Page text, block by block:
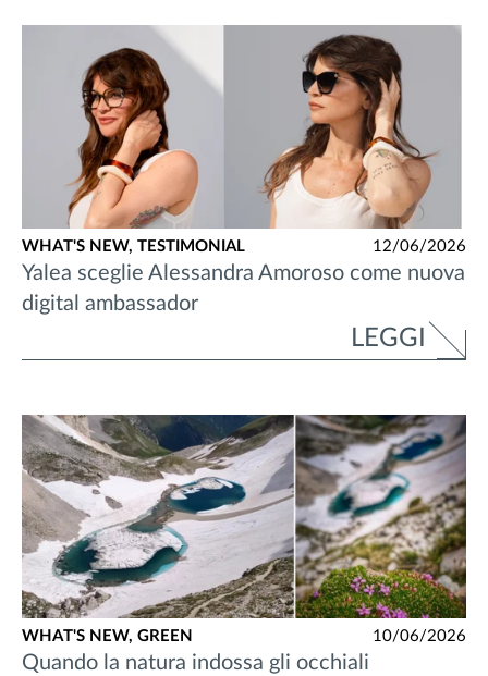
WHAT'S NEW, TESTIMONIAL 12/06/2026
Yalea sceglie Alessandra Amoroso come nuova
digital ambassador
LEGGI
WHAT'S NEW, GREEN 10/06/2026
Quando la natura indossa gli occhiali